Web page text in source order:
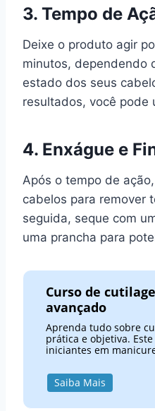
3. Tempo de
Deixe o produto agir
minutos, dependendo
estado dos seus
resultados, você pode
4. Enxágue e
Após o tempo de
cabelos para remover
seguida, seque com
uma prancha para
Curso de
avançado
Aprenda tudo sobre
prática e objetiva.
iniciantes em
Saiba Mais